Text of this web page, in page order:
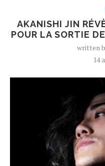
AKANISHI JIN
POUR LA SORTIE
written
14